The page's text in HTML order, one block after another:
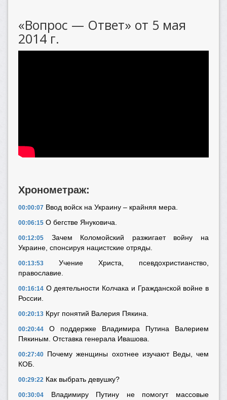
«Вопрос — Ответ» от 5 мая
2014 г.
Хронометраж:
00:00:07 Ввод войск на Украину – крайняя мера.
00:06:15 О бегстве Януковича.
00:12:05 Зачем Коломойский разжигает войну на
Украине, спонсируя нацистские отряды.
00:13:53 Учение Христа, псевдохристианство,
православие.
00:16:14 О деятельности Колчака и Гражданской войне в
России.
00:20:13 Круг понятий Валерия Пякина.
00:20:44 О поддержке Владимира Путина Валерием
Пякиным. Отставка генерала Ивашова.
00:27:40 Почему женщины охотнее изучают Веды, чем
КОБ.
00:29:22 Как выбрать девушку?
00:30:04 Владимиру Путину не помогут массовые